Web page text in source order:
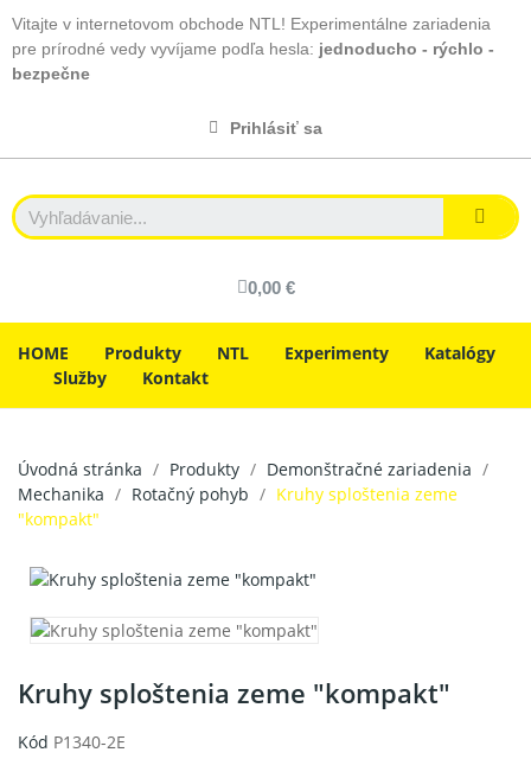
Vitajte v internetovom obchode NTL! Experimentálne zariadenia
pre prírodné vedy vyvíjame podľa hesla: jednoducho - rýchlo -
bezpečne
Prihlásiť sa
0,00 €
HOME Produkty NTL Experimenty
Katalógy
Služby
Kontakt
Úvodná stránka Produkty
Demonštračné zariadenia
Mechanika
Rotačný pohyb
Kruhy sploštenia zeme
"kompakt"
Kruhy sploštenia zeme "kompakt"
Kód P1340-2E